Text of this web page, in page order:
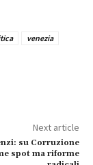
venezia
Next article
su Corruzione
spot ma riforme